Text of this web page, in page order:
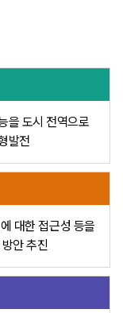
을 도시 전역으로
발전
대한 접근성 등을
안 추진